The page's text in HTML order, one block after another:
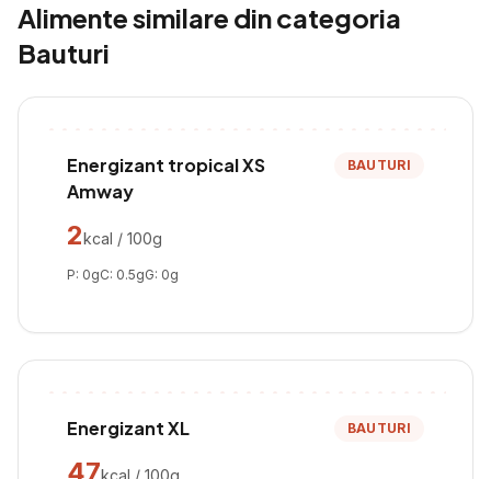
Alimente similare din categoria
Bauturi
Energizant tropical XS
Amway
BAUTURI
2kcal / 100g
P: 0gC: 0.5gG: 0g
Energizant XL BAUTURI
47kcal / 100g